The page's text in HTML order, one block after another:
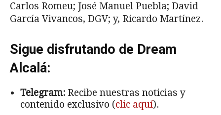
Carlos Romeu; José Manuel Puebla; David
García Vivancos, DGV; y, Ricardo Martínez.
Sigue disfrutando de Dream
Alcalá:
Telegram: Recibe nuestras noticias y
contenido exclusivo (clic aquí).